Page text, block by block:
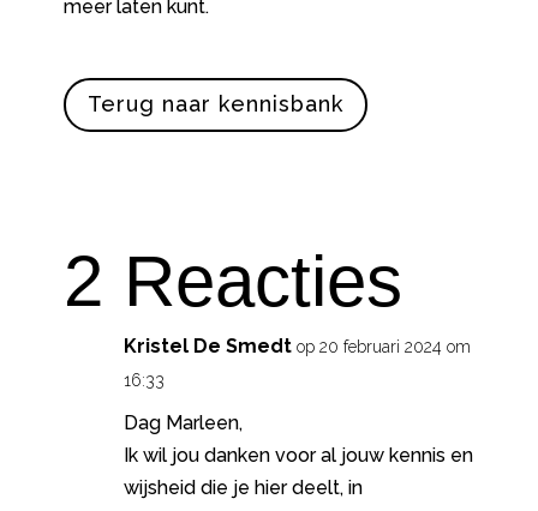
meer laten kunt.
Terug naar kennisbank
2 Reacties
Kristel De Smedt op 20 februari 2024 om
16:33
Dag Marleen,
Ik wil jou danken voor al jouw kennis en
wijsheid die je hier deelt, in